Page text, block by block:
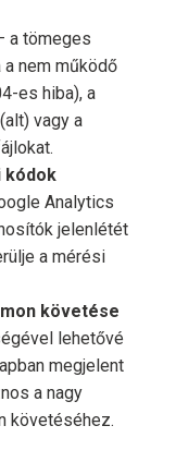
a tömeges
nem működő
es hiba), a
vagy a
kódok
Analytics
jelenlétét
a mérési
követése
lehetővé
megjelent
a nagy
követéséhez.